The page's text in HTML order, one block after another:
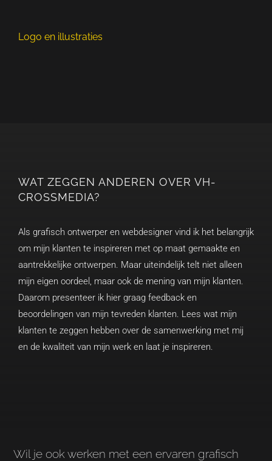
Logo en illustraties
WAT ZEGGEN ANDEREN OVER VH-
CROSSMEDIA?
Als grafisch ontwerper en webdesigner vind ik het belangrijk
om mijn klanten te inspireren met op maat gemaakte en
aantrekkelijke ontwerpen. Maar uiteindelijk telt niet alleen
mijn eigen oordeel, maar ook de mening van mijn klanten.
Daarom presenteer ik hier graag feedback en
beoordelingen van mijn tevreden klanten. Lees wat mijn
klanten te zeggen hebben over de samenwerking met mij
en de kwaliteit van mijn werk en laat je inspireren.
Wil je ook werken met een ervaren grafisch